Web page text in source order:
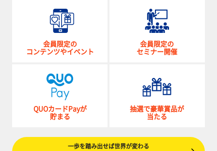
会員限定の
コンテンツやイベント
会員限定の
セミナー開催
QUOカードPayが
貯まる
抽選で豪華賞品が
当たる
一歩を踏み出せば世界が変わる